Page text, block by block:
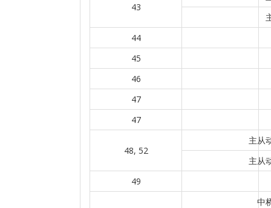
43
44
45
46
47
47
48, 52
主从
主从
49
中